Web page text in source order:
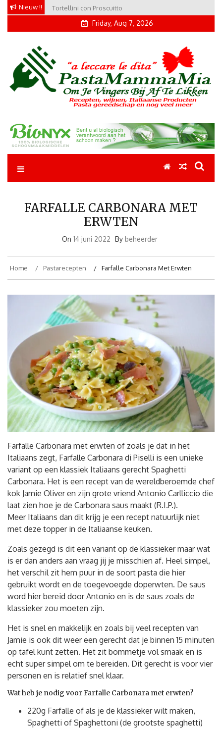
Skip
content
Nieuw !! Agnolotti di Taleggio e Maggiorama
Friday, Aug 7, 2026
Pastamammamia
Pastarecepten om je vingers bij af te likken
FARFALLE CARBONARA MET
ERWTEN
On 14 juni 2022 By beheerder
Home Pastarecepten Farfalle Carbonara Met Erwten
Farfalle Carbonara met erwten of zoals je dat in het
Italiaans zegt, Farfalle Carbonara di Piselli is een unieke
variant op een klassiek Italiaans gerecht Spaghetti
Carbonara. Het is een recept van de wereldberoemde chef
kok Jamie Oliver en zijn grote vriend Antonio Carlliccio die
laat zien hoe je de Carbonara saus maakt (R.I.P.).
Meer Italiaans dan dit krijg je een recept natuurlijk niet
met deze topper in de Italiaanse keuken.
Zoals gezegd is dit een variant op de klassieker maar wat
is er dan anders aan vraag jij je misschien af. Heel simpel,
het verschil zit hem puur in de soort pasta die hier
gebruikt wordt en de toegevoegde doperwten. De saus
word hier bereid door Antonio en is de saus zoals de
klassieker zou moeten zijn.
Het is snel en makkelijk en zoals bij veel recepten van
Jamie is ook dit weer een gerecht dat je binnen 15 minuten
op tafel kunt zetten. Het zit bommetje vol smaak en is
echt super simpel om te bereiden. Dit gerecht is voor vier
personen en is relatief snel klaar.
Wat heb je nodig voor Farfalle Carbonara met erwten?
220g Farfalle of als je de klassieker wilt maken,
Spaghetti of Spaghettoni (de grootste spaghetti)